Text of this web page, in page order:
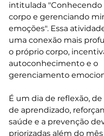
intitulada "Conhecendo
corpo e gerenciando
emoções". Essa
uma conexão mais
o próprio corpo,
autoconhecimento e o
gerenciamento
É um dia de reflexão,
de aprendizado,
saúde e a prevenção
priorizadas além do